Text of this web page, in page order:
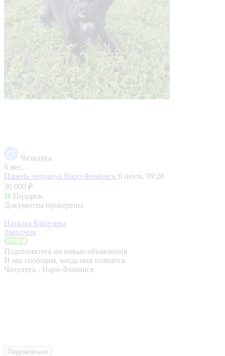
Чихуахуа
6 мес.
Парень чихуахуа Наро-Фоминск 6 июля, 09:28
30 000 ₽
Подарок
Документы проверены
Наталья Киселева
Заводчик
Подпишитесь на новые объявления
И мы сообщим, когда они появятся
Чихуахуа - Наро-Фоминск
Подписаться